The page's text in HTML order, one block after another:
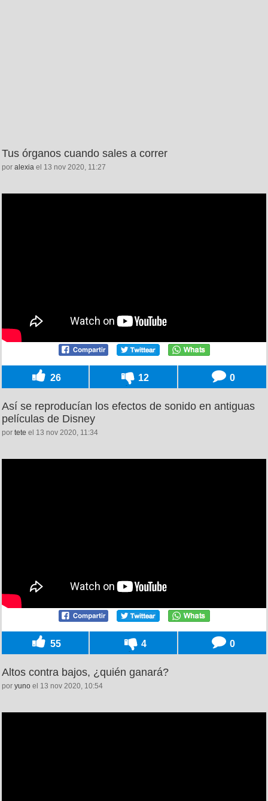
Tus órganos cuando sales a correr
por alexia el 13 nov 2020, 11:27
26 12 0
Así se reproducían los efectos de sonido en antiguas
películas de Disney
por tete el 13 nov 2020, 11:34
55 4 0
Altos contra bajos, ¿quién ganará?
por yuno el 13 nov 2020, 10:54